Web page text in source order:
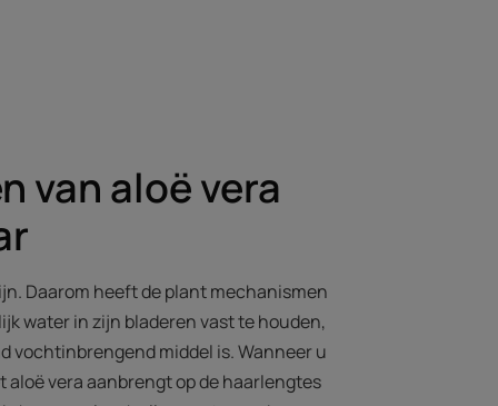
van aloë vera
Daarom heeft de plant mechanismen
water in zijn bladeren vast te houden,
vochtinbrengend middel is. Wanneer u
vera aanbrengt op de haarlengtes